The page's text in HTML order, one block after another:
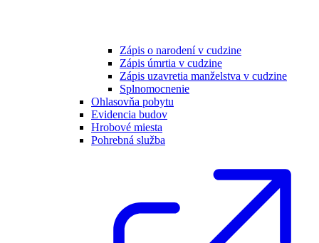
Zápis o narodení v cudzine
Zápis úmrtia v cudzine
Zápis uzavretia manželstva v cudzine
Splnomocnenie
Ohlasovňa pobytu
Evidencia budov
Hrobové miesta
Pohrebná služba